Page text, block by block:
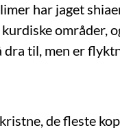
har jaget
områder,
dra til, men er
de fleste